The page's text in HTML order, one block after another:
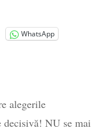
din Iași
WhatsApp
alegerile
decisivă! NU se mai